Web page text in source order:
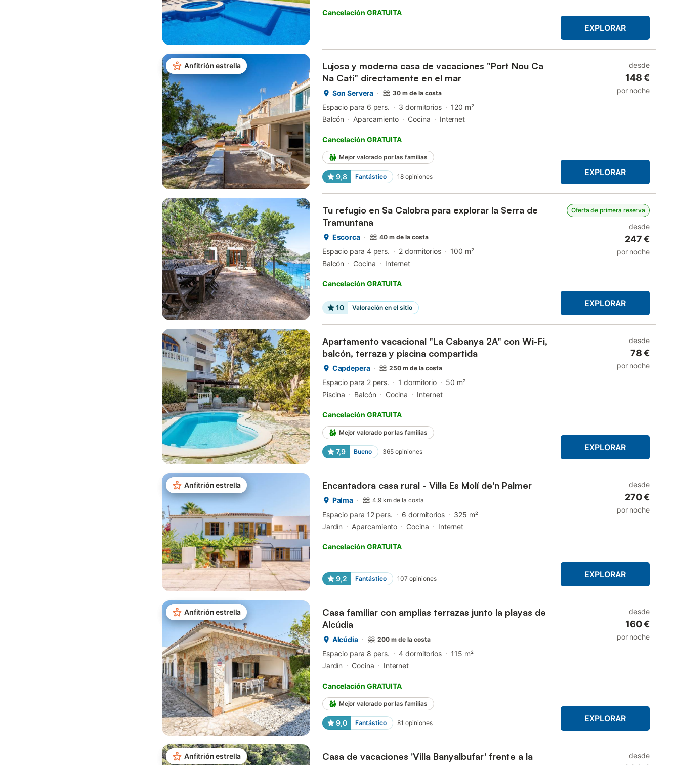
Cancelación GRATUITA
EXPLORAR
Anfitrión estrella
Lujosa y moderna casa de vacaciones "Port Nou Ca
Na Cati" directamente en el mar
Son Servera 30 m de la costa
Espacio para 6 pers. 3 dormitorios
120 m²
Balcón
Aparcamiento Cocina Internet
Cancelación GRATUITA
Mejor valorado por las familias
9,8 Fantástico 18 opiniones
desde
148 €
por noche
EXPLORAR
Tu refugio en Sa Calobra para explorar la Serra de
Tramuntana
Escorca 40 m de la costa
Espacio para 4 pers. 2 dormitorios
100 m²
Balcón
Cocina Internet
Cancelación GRATUITA
10 Valoración en el sitio
Oferta de primera reserva
desde
247 €
por noche
EXPLORAR
Apartamento vacacional "La Cabanya 2A" con Wi-Fi,
balcón, terraza y piscina compartida
Capdepera 250 m de la costa
Espacio para 2 pers. 1 dormitorio
50 m²
Piscina
Balcón Cocina Internet
Cancelación GRATUITA
Mejor valorado por las familias
7,9 Bueno 365 opiniones
desde
78 €
por noche
EXPLORAR
Anfitrión estrella Encantadora casa rural - Villa Es Molí de'n Palmer
Palma 4,9 km de la costa
Espacio para 12 pers. 6 dormitorios
325 m²
Jardín
Aparcamiento Cocina Internet
Cancelación GRATUITA
9,2 Fantástico 107 opiniones
desde
270 €
por noche
EXPLORAR
Anfitrión estrella
Casa familiar con amplias terrazas junto la playas de
Alcúdia
Alcúdia 200 m de la costa
Espacio para 8 pers. 4 dormitorios
115 m²
Jardín
Cocina Internet
Cancelación GRATUITA
Mejor valorado por las familias
9,0 Fantástico 81 opiniones
desde
160 €
por noche
EXPLORAR
Anfitrión estrella
Casa de vacaciones 'Villa Banyalbufar' frente a la
desde